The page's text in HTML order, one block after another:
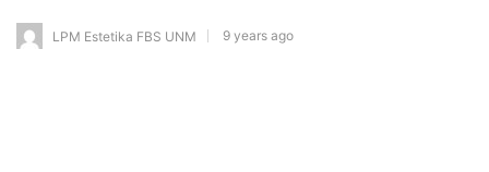
LPM Estetika FBS UNM 9 years ago